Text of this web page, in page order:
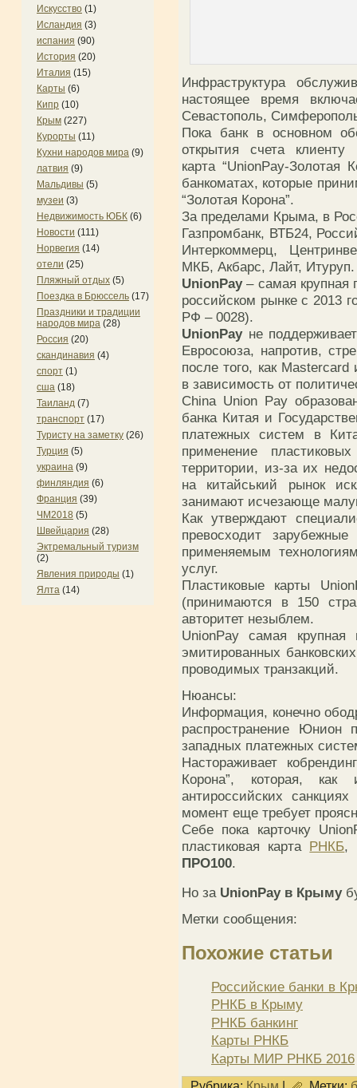
Искусство (1)
Исландия (3)
испания (90)
История (20)
Италия (15)
Карты (6)
Кипр (10)
Крым (227)
Курорты (11)
Кухни народов мира (9)
латвия (9)
Мальдивы (5)
музеи (3)
Недвижимость ЮБК (6)
Новости (111)
Норвегия (14)
отели (25)
Пляжный отдых (5)
Поездка в Брюссель (17)
Праздники и традиции
народов мира (28)
Россия (20)
скандинавия (4)
спорт (1)
сша (18)
Таиланд (7)
транспорт (17)
Туристу на заметку (26)
Турция (5)
украина (9)
финляндия (6)
Франция (39)
ЧМ2018 (5)
Швейцария (28)
Эктремальный туризм
(2)
Явления природы (1)
Ялта (14)
Инфраструктура
настоящее время
Севастополь,
Пока банк в основном
открытия счета клиенту
карта “UnionPay-Золотая
банкоматах, которые
“Золотая Корона”.
За пределами Крыма, в
Газпромбанк, ВТБ24,
Интеркоммерц,
МКБ, Акбарс, Лайт, Итуруп.
UnionPay– самая крупная
российском рынке с 2013
РФ – 0028).
UnionPayне
Евросоюза, напротив,
после того, как
в зависимость от
China Union Pay
банка Китая и
платежных систем в
применение
территории, из-за их
на китайський рынок
занимают исчезающе
Как утверждают
превосходит
применяемым
услуг.
Пластиковые карты
(принимаются в 150
авторитет незыблем.
UnionPay самая
эмитированных
проводимых транзакций.
Нюансы:
Информация, конечно
распространение Юнион
западных платежных
Настораживает
Корона”, которая, как
антироссийских
момент еще требует
Себе пока карточку
пластиковая карта РНКБ,
ПРО100.
Но за UnionPay в Крыму
Метки сообщения:
Похожие статьи
Российские банки в
РНКБ в Крыму
РНКБ банкинг
Карты РНКБ
Карты МИР РНКБ 2016